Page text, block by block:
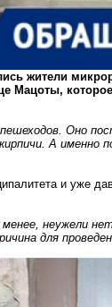
жители
Мацоты,
Оно
А именно
и уже
неужели
для